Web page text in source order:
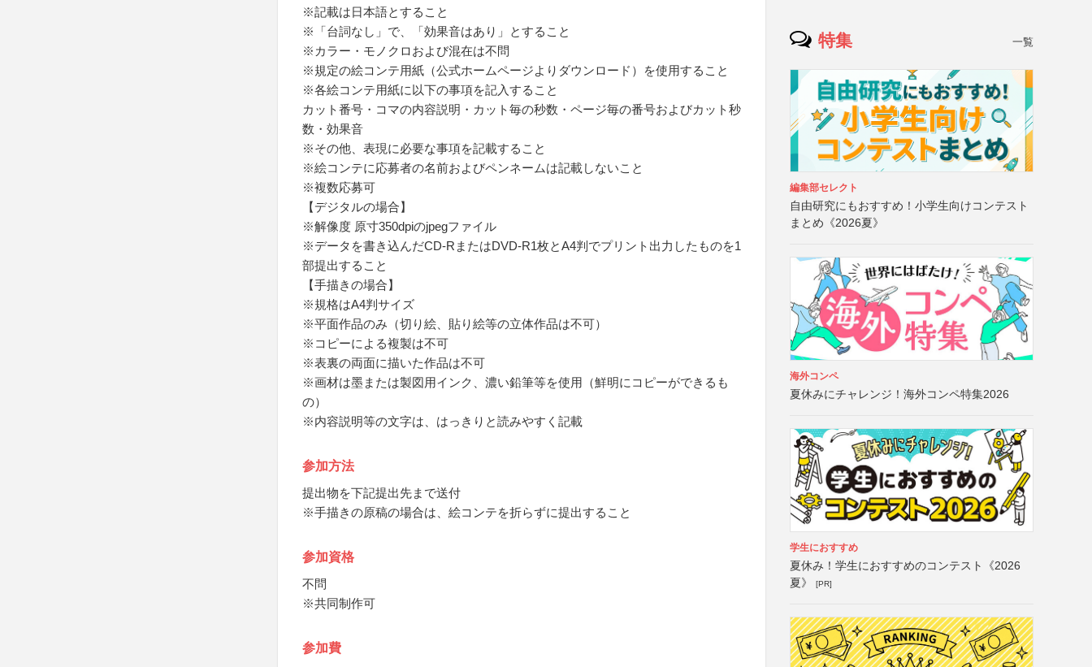
※記載は日本語とすること
※「台詞なし」で、「効果音はあり」とすること
※カラー・モノクロおよび混在は不問
※規定の絵コンテ用紙（公式ホームページよりダウンロード）を使用すること
※各絵コンテ用紙に以下の事項を記入すること
カット番号・コマの内容説明・カット毎の秒数・ページ毎の番号およびカット秒
数・効果音
※その他、表現に必要な事項を記載すること
※絵コンテに応募者の名前およびペンネームは記載しないこと
※複数応募可
【デジタルの場合】
※解像度 原寸350dpiのjpegファイル
※データを書き込んだCD-RまたはDVD-R1枚とA4判でプリント出力したものを1
部提出すること
【手描きの場合】
※規格はA4判サイズ
※平面作品のみ（切り絵、貼り絵等の立体作品は不可）
※コピーによる複製は不可
※表裏の両面に描いた作品は不可
※画材は墨または製図用インク、濃い鉛筆等を使用（鮮明にコピーができるも
の）
※内容説明等の文字は、はっきりと読みやすく記載
参加方法
提出物を下記提出先まで送付
※手描きの原稿の場合は、絵コンテを折らずに提出すること
参加資格
不問
※共同制作可
参加費
特集 一覧
編集部セレクト
自由研究にもおすすめ！小学生向けコンテスト
まとめ《2026夏》
海外コンペ
夏休みにチャレンジ！海外コンペ特集2026
学生におすすめ
夏休み！学生におすすめのコンテスト《2026
夏》
[PR]